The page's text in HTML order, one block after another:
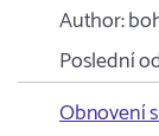
Author:
Poslední
Obnovení